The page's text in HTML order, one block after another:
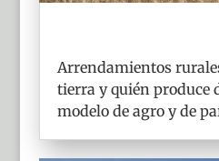
Arrendamientos
tierra y quién produce
modelo de agro y de